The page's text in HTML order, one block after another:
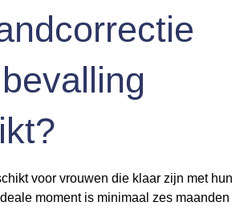
voor vrouwen die klaar zijn met hun
moment is minimaal zes maanden